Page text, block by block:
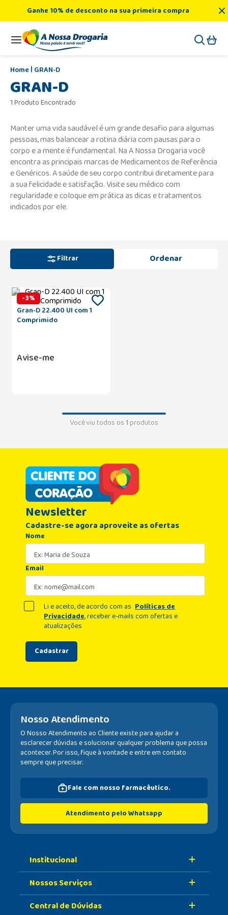
Ganhe 10% de desconto na sua primeira compra
GRAN-D
GRAN-D
1 Produto Encontrado
Manter uma vida saudável é um grande desafio para algumas
pessoas, mas balancear a rotina diária com pausas para o
corpo e a mente é fundamental. Na A Nossa Drogaria você
encontra as principais marcas de Medicamentos de Referência
e Genéricos. A saúde de seu corpo contribui diretamente para
a sua felicidade e satisfação. Visite seu médico com
regularidade e coloque em prática as dicas e tratamentos
indicados por ele.
Filtrar
-3%
Gran-D 22.400 UI com 1
Comprimido
Avise-me
Você viu todos os1produtos
Newsletter
Cadastre-se agora aproveite as ofertas
Nome
Email
Cadastrar
Li e aceito, de acordo com as Políticas de
Privacidade, receber e-mails com ofertas e
atualizações
Nosso Atendimento
O Nosso Atendimento ao Cliente existe para ajudar a
esclarecer dúvidas e solucionar qualquer problema que possa
acontecer. Por isso, fique à vontade e entre em contato
sempre que precisar.
Fale com nosso farmacêutico.
Atendimento pelo Whatsapp
Institucional
Sobre A Nossa Drogaria
Nossa História
Nossos Serviços
Retire Na Loja
Central de Dúvidas